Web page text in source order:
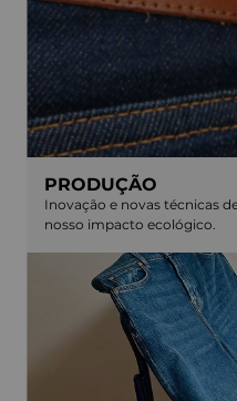
PRODUÇÃO
Inovação e novas técnicas
nosso impacto ecológico.